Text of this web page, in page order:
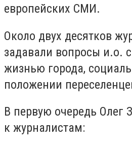
европейских СМИ.
Около двух десятков
задавали вопросы и.о.
жизнью города,
положении
В первую очередь Олег
к журналистам: